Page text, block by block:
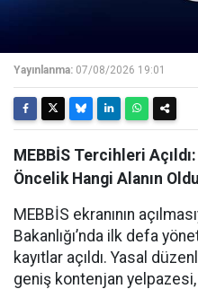
Yayınlanma: 07/08/2026 19:01
MEBBİS Tercihleri
Öncelik Hangi Alanın
MEBBİS ekranının
Bakanlığı’nda ilk defa
kayıtlar açıldı. Yasal
geniş kontenjan